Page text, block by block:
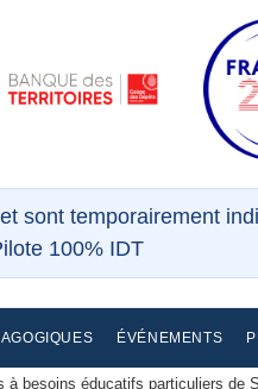
sont temporairement
100% IDT
ÉVÉNEMENTS
à besoins éducatifs particuliers de